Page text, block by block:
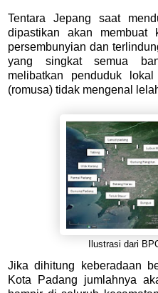
Tentara Jepang saat
dipastikan akan membuat
persembunyian dan
yang singkat semua
melibatkan penduduk
(romusa) tidak mengenal
Ilustrasi dari
Jika dihitung keberadaan
Kota Padang jumlahnya